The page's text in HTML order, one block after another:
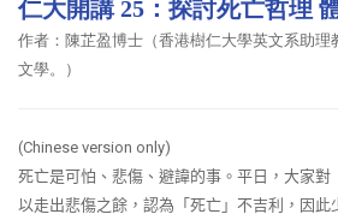
仁大開講 25：探討死亡哲理
作者： 陳芷盈博士（香港樹仁大學英文系助理
文學。）
(Chinese version only)
死亡是可怕、悲傷、避諱的事。平日，大家對
以走出悲傷之餘，認為「死亡」不吉利，因此